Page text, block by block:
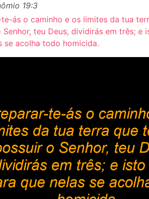
19:3
te-ás o caminho e os limites da tua
Senhor, teu Deus, dividirás em três; e
se acolha todo homicida.